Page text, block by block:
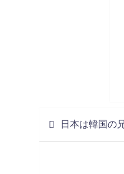
日本は韓国の